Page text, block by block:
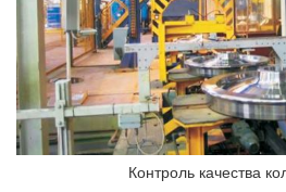
Контроль качества